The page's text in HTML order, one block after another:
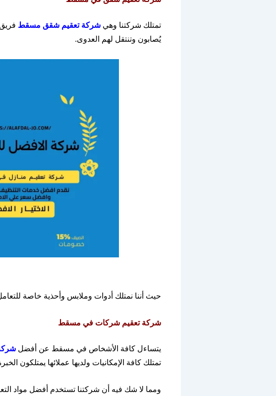
تمتلك شركتنا وهي شركة تعقيم شقق مسقط
يُصابون وتنتقل لهم العدوى.
حيث أننا نمتلك أدوات وملابس وأحذية خاصة
شركة تعقيم شركات في مسقط
يتساءل كافة الأشخاص في مسقط عن أفضل
تمتلك كافة الإمكانيات ولديها عملائها يمتلكون
ومما لا شك فيه أن شركتنا تستخدم أفضل مواد